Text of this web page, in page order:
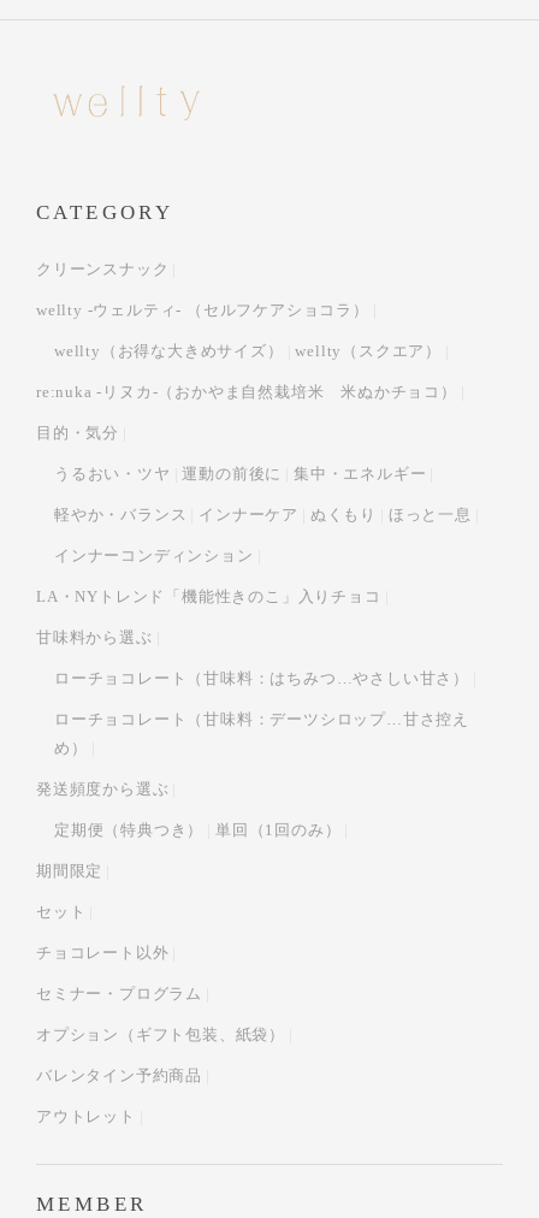
CATEGORY
クリーンスナック
wellty -ウェルティ- （セルフケアショコラ）
wellty（お得な大きめサイズ） wellty（スクエア）
re:nuka -リヌカ-（おかやま自然栽培米 米ぬかチョコ）
目的・気分
うるおい・ツヤ 運動の前後に 集中・エネルギー
軽やか・バランス インナーケア ぬくもり ほっと一息
インナーコンディンション
LA・NYトレンド「機能性きのこ」入りチョコ
甘味料から選ぶ
ローチョコレート（甘味料：はちみつ…やさしい甘さ）
ローチョコレート（甘味料：デーツシロップ…甘さ控え
め）
発送頻度から選ぶ
定期便（特典つき） 単回（1回のみ）
期間限定
セット
チョコレート以外
セミナー・プログラム
オプション（ギフト包装、紙袋）
バレンタイン予約商品
アウトレット
MEMBER